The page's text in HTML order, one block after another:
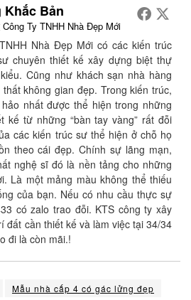
Bản
Công Ty TNHH Nhà Đẹp Mới
Nhà Đẹp Mới có các kiến trúc
chuyên thiết kế xây dựng biệt thự
Cũng như khách sạn nhà hàng
không gian đẹp. Trong kiến trúc,
nhất được thể hiện trong những
kế từ những “bàn tay vàng” rất đỗi
các kiến trúc sư thể hiện ở chỗ họ
theo cái đẹp. Chính sự lãng mạn,
nghệ sĩ đó là nền tảng cho những
Là một mảng màu không thể thiếu
của bạn. Nếu có nhu cầu thực sự
có zalo trao đỗi. KTS công ty xây
đất cần thiết kế và làm việc tại 34/34
đi là còn mãi.!
Mẫu nhà cấp 4 có gác lửng đẹp